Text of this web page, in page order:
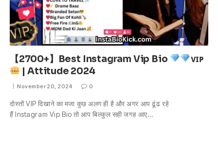
【2700+】Best Instagram Vip Bio
ᴠɪᴘ
| Attitude 2024
November 20, 2024 0
दोस्तों VIP दिखाने का मजा कुछ अलग ही है और अगर आप ढूंढ रहे
हैं Instagram Vip Bio तो आप बिल्कुल सही जगह आए…